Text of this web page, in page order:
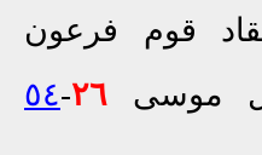
قوم فرعون
موسى ٢٦-٥٤